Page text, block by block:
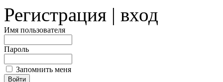
Регистрация | вход
Имя пользователя
Пароль
Запомнить меня